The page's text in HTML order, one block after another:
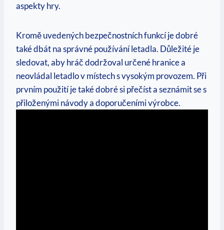
aspekty hry.
Kromě uvedených bezpečnostních funkcí je dobré
také dbát na správné používání letadla. Důležité je
sledovat, aby hráč dodržoval určené hranice a
neovládal letadlo v místech s vysokým provozem. Při
prvním použití je také dobré si přečíst a seznámit se s
přiloženými návody a doporučeními výrobce.